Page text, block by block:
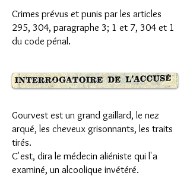
Crimes prévus et punis par les articles
295, 304, paragraphe 3; 1 et 7, 304 et 1
du code pénal.
Gourvest est un grand gaillard, le nez
arqué, les cheveux grisonnants, les traits
tirés.
C'est, dira le médecin aliéniste qui l'a
examiné, un alcoolique invétéré.